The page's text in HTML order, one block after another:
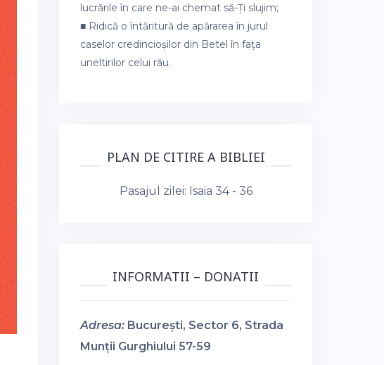
lucrările în care ne-ai chemat să-Ți slujim;
■ Ridică o întăritură de apărarea în jurul
caselor credincioșilor din Betel în fața
uneltirilor celui rău.
PLAN DE CITIRE A BIBLIEI
Pasajul zilei: Isaia 34 - 36
INFORMATII – DONATII
Adresa: București, Sector 6, Strada
Munții Gurghiului 57-59